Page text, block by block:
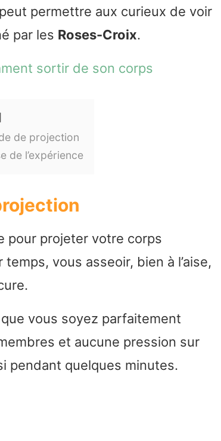
permettre aux curieux de voir
par les Roses-Croix.
sortir de son corps
de projection
de l’expérience
pour projeter votre corps
vous asseoir, bien à l’aise,
vous soyez parfaitement
et aucune pression sur
pendant quelques minutes.